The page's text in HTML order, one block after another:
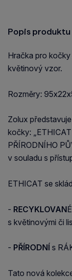
Popis produktu
Hračka pro
květinový vzor.
Rozměry:
Zolux
kočky:
PŘÍRODNÍHO
v souladu s
ETHICAT se
- RECYKLOVAN
s květinovými či
- PŘÍRODNÍ s
Tato nová